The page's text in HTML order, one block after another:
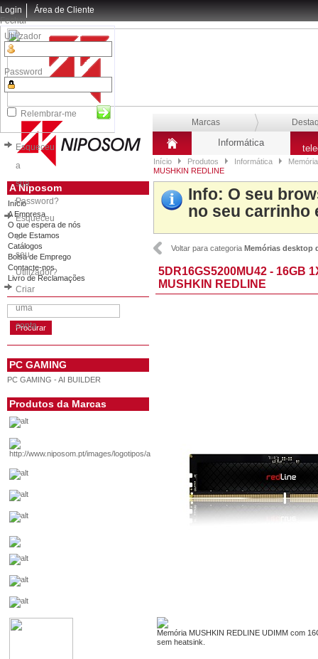
Login
Fechar
Utilizador
Password
Relembrar-me
Esqueceu
a
sua
Password?
Esqueceu
o
seu
Utilizador?
Criar
uma
conta
Área de Cliente
Marcas
Informática
Início Produtos Informática
MUSHKIN REDLINE
A Niposom
Início
A Empresa
O que espera de nós
Onde Estamos
Catálogos
Bolsa de Emprego
Contacte-nos
Livro de Reclamações
PC GAMING
PC GAMING - AI BUILDER
Produtos da Marcas
Info: O seu
no seu carrinho
Voltar para categoria Memórias desktop
5DR16GS5200MU42 - 16GB
MUSHKIN REDLINE
Memória MUSHKIN REDLINE UDIMM com
sem heatsink.